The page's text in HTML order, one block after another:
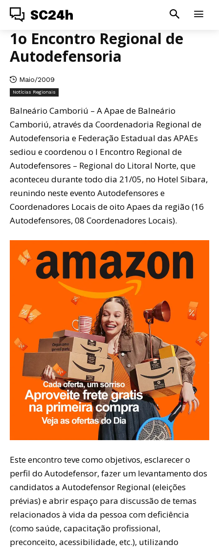
SC24h
1o Encontro Regional de
Autodefensoria
Maio/2009
Notícias Regionais
Balneário Camboriú – A Apae de Balneário
Camboriú, através da Coordenadoria Regional de
Autodefensoria e Federação Estadual das APAEs
sediou e coordenou o I Encontro Regional de
Autodefensores – Regional do Litoral Norte, que
aconteceu durante todo dia 21/05, no Hotel Sibara,
reunindo neste evento Autodefensores e
Coordenadores Locais de oito Apaes da região (16
Autodefensores, 08 Coordenadores Locais).
Este encontro teve como objetivos, esclarecer o
perfil do Autodefensor, fazer um levantamento dos
candidatos a Autodefensor Regional (eleições
prévias) e abrir espaço para discussão de temas
relacionados à vida da pessoa com deficiência
(como saúde, capacitação profissional,
preconceito, acessibilidade, etc.), utilizando